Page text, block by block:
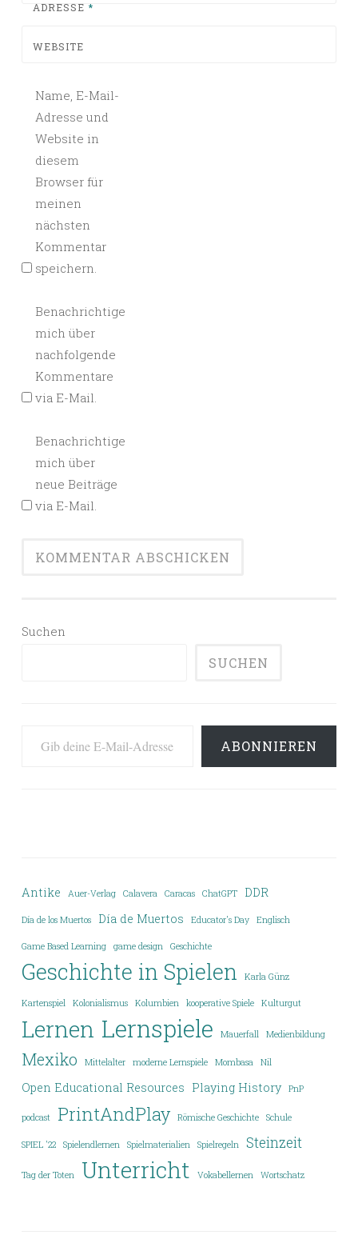
ADRESSE *
WEBSITE
Name, E-Mail-
Adresse und
Website in
diesem
Browser für
meinen
nächsten
Kommentar
speichern.
Benachrichtige
mich über
nachfolgende
Kommentare
via E-Mail.
Benachrichtige
mich über
neue Beiträge
via E-Mail.
Suchen
SUCHEN
ABONNIEREN
Antike Auer-Verlag Calavera Caracas ChatGPT DDR
Día de los Muertos Día de Muertos Educator's Day Englisch
Game Based Learning game design Geschichte
Geschichte in Spielen Karla Günz
Kartenspiel Kolonialismus Kolumbien kooperative Spiele Kulturgut
Lernen Lernspiele Mauerfall Medienbildung
Mexiko Mittelalter moderne Lernspiele Mombasa Nil
Open Educational Resources Playing History PnP
podcast PrintAndPlay Römische Geschichte Schule
SPIEL '22 Spielendlernen Spielmaterialien Spielregeln Steinzeit
Tag der Toten Unterricht Vokabellernen Wortschatz